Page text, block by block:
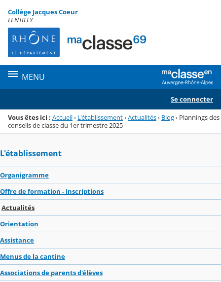
Menu de la rubrique
Contenu
Collège Jacques Coeur
LENTILLY
MENU
Se connecter
Vous êtes ici : Accueil› L'établissement›Actualités› Blog› Plannings des
conseils de classe du 1er trimestre 2025
L'établissement
Organigramme
Offre de formation - Inscriptions
Actualités
Orientation
Assistance
Menus de la cantine
Associations de parents d'élèves